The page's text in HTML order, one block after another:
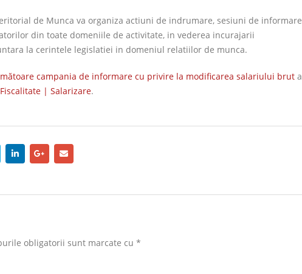
de Munca va organiza actiuni de indrumare, sesiuni de informare
din toate domeniile de activitate, in vederea incurajarii
la cerintele legislatiei in domeniul relatiilor de munca.
campania de informare cu privire la modificarea salariului brut a
| Salarizare.
obligatorii sunt marcate cu *